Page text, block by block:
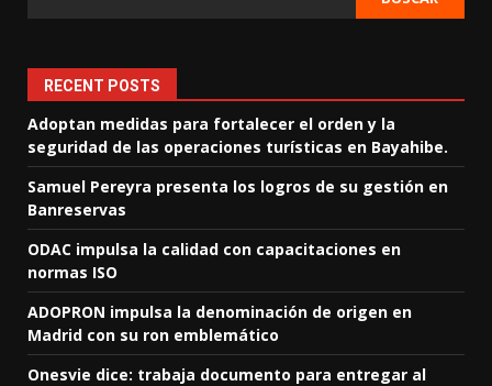
RECENT POSTS
Adoptan medidas para fortalecer el orden y la
seguridad de las operaciones turísticas en Bayahibe.
Samuel Pereyra presenta los logros de su gestión en
Banreservas
ODAC impulsa la calidad con capacitaciones en
normas ISO
ADOPRON impulsa la denominación de origen en
Madrid con su ron emblemático
Onesvie dice: trabaja documento para entregar al